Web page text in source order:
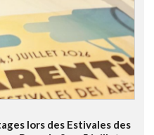
lors des Estivales des